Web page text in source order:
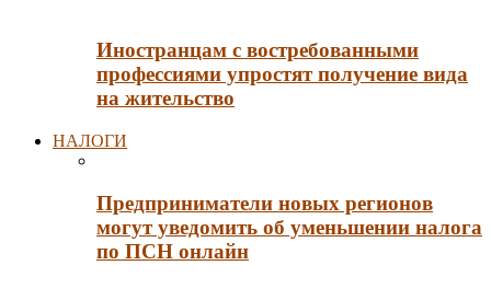
Иностранцам с востребованными
профессиями упростят получение вида
на жительство
НАЛОГИ
Предприниматели новых регионов
могут уведомить об уменьшении налога
по ПСН онлайн